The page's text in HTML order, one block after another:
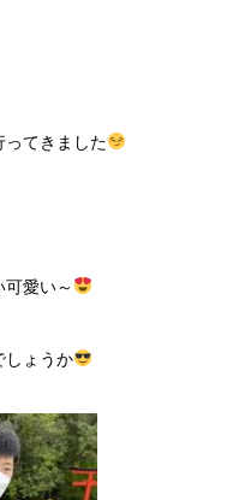
ってきました
愛い～
しょうか